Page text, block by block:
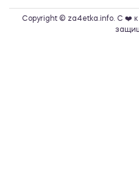
Copyright © za4etka.info. С ❤️ к